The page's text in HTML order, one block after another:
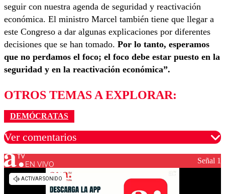
seguir con nuestra agenda de seguridad y reactivación
económica. El ministro Marcel también tiene que llegar a
este Congreso a dar algunas explicaciones por diferentes
decisiones que se han tomado. Por lo tanto, esperamos
que no perdamos el foco; el foco debe estar puesto en la
seguridad y en la reactivación económica”.
OTROS TEMAS A EXPLORAR:
DEMÓCRATAS
Ver comentarios
Los comentarios son moderados para garantizar un
diálogo respetuoso.
EN VIVO Señal 1